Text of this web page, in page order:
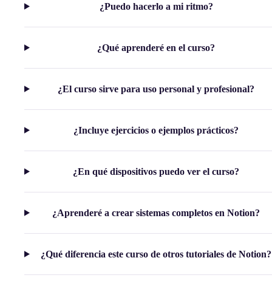
¿Puedo hacerlo a mi ritmo?
¿Qué aprenderé en el curso?
¿El curso sirve para uso personal y profesional?
¿Incluye ejercicios o ejemplos prácticos?
¿En qué dispositivos puedo ver el curso?
¿Aprenderé a crear sistemas completos en Notion?
¿Qué diferencia este curso de otros tutoriales de Notion?